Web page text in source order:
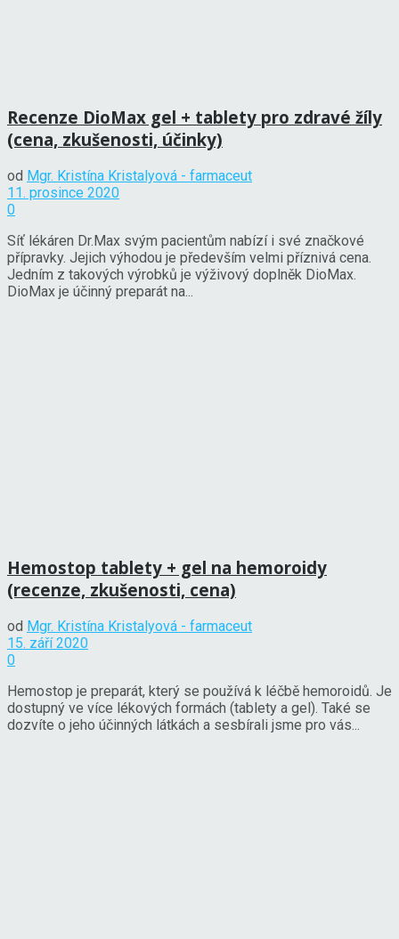
Recenze DioMax gel + tablety pro zdravé žíly
(cena, zkušenosti, účinky)
od Mgr. Kristína Kristalyová - farmaceut
11. prosince 2020
0
Síť lékáren Dr.Max svým pacientům nabízí i své značkové
přípravky. Jejich výhodou je především velmi příznivá cena.
Jedním z takových výrobků je výživový doplněk DioMax.
DioMax je účinný preparát na...
Hemostop tablety + gel na hemoroidy
(recenze, zkušenosti, cena)
od Mgr. Kristína Kristalyová - farmaceut
15. září 2020
0
Hemostop je preparát, který se používá k léčbě hemoroidů. Je
dostupný ve více lékových formách (tablety a gel). Také se
dozvíte o jeho účinných látkách a sesbírali jsme pro vás...